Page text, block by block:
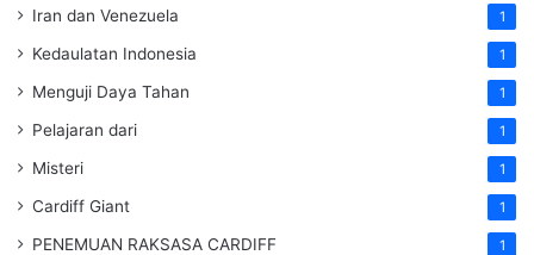
Iran dan Venezuela 1
Kedaulatan Indonesia 1
Menguji Daya Tahan 1
Pelajaran dari 1
Misteri 1
Cardiff Giant 1
PENEMUAN RAKSASA CARDIFF 1